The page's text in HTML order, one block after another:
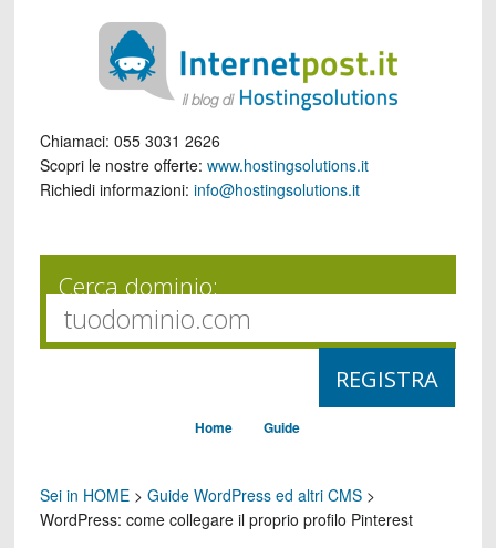
Chiamaci: 055 3031 2626
Scopri le nostre offerte: www.hostingsolutions.it
Richiedi informazioni: info@hostingsolutions.it
Cerca dominio:
Home Guide
Sei in HOME> Guide WordPress ed altri CMS>
WordPress: come collegare il proprio profilo Pinterest